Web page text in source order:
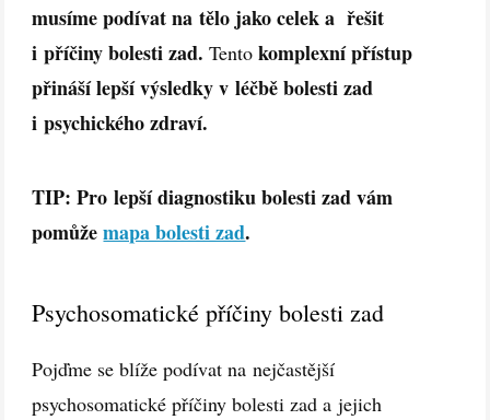
musíme podívat na tělo jako celek a řešit
i příčiny bolesti zad.Tentokomplexní přístup
přináší lepší výsledky v léčbě bolesti zad
i psychického zdraví.
TIP: Pro lepší diagnostiku bolesti zad vám
pomůžemapa bolesti zad.
Psychosomatické příčiny bolesti zad
Pojďme se blíže podívat na nejčastější
psychosomatické příčiny bolesti zad a jejich